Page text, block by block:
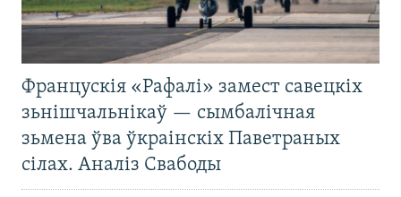
Францускія «Рафалі» замест савецкіх
зьнішчальнікаў — сымбалічная
зьмена ўва ўкраінскіх Паветраных
сілах. Аналіз Свабоды